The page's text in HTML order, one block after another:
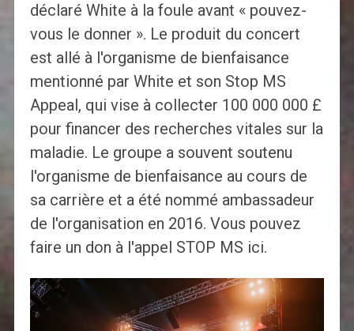
déclaré White à la foule avant « pouvez-
vous le donner ». Le produit du concert
est allé à l'organisme de bienfaisance
mentionné par White et son Stop MS
Appeal, qui vise à collecter 100 000 000 £
pour financer des recherches vitales sur la
maladie. Le groupe a souvent soutenu
l'organisme de bienfaisance au cours de
sa carrière et a été nommé ambassadeur
de l'organisation en 2016. Vous pouvez
faire un don à l'appel STOP MS ici.